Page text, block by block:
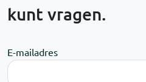
kunt vragen.
E-mailadres